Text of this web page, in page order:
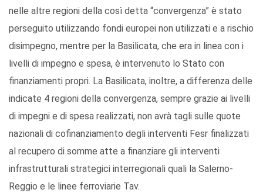
nelle altre regioni della così detta “convergenza” è stato
perseguito utilizzando fondi europei non utilizzati e a rischio
disimpegno, mentre per la Basilicata, che era in linea con i
livelli di impegno e spesa, è intervenuto lo Stato con
finanziamenti propri. La Basilicata, inoltre, a differenza delle
indicate 4 regioni della convergenza, sempre grazie ai livelli
di impegni e di spesa realizzati, non avrà tagli sulle quote
nazionali di cofinanziamento degli interventi Fesr finalizzati
al recupero di somme atte a finanziare gli interventi
infrastrutturali strategici interregionali quali la Salerno-
Reggio e le linee ferroviarie Tav.